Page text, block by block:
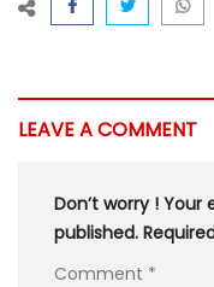
LEAVE A COMMENT
Don’t worry !
published.
Comment *